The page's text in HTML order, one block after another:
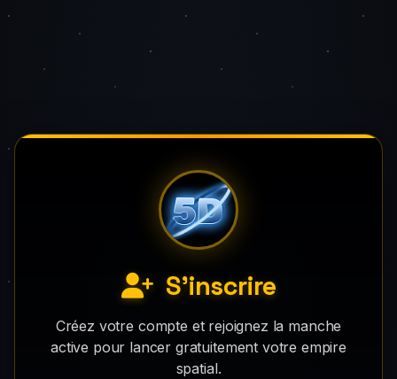
S'inscrire
Créez votre compte et rejoignez la manche
active pour lancer gratuitement votre empire
spatial.